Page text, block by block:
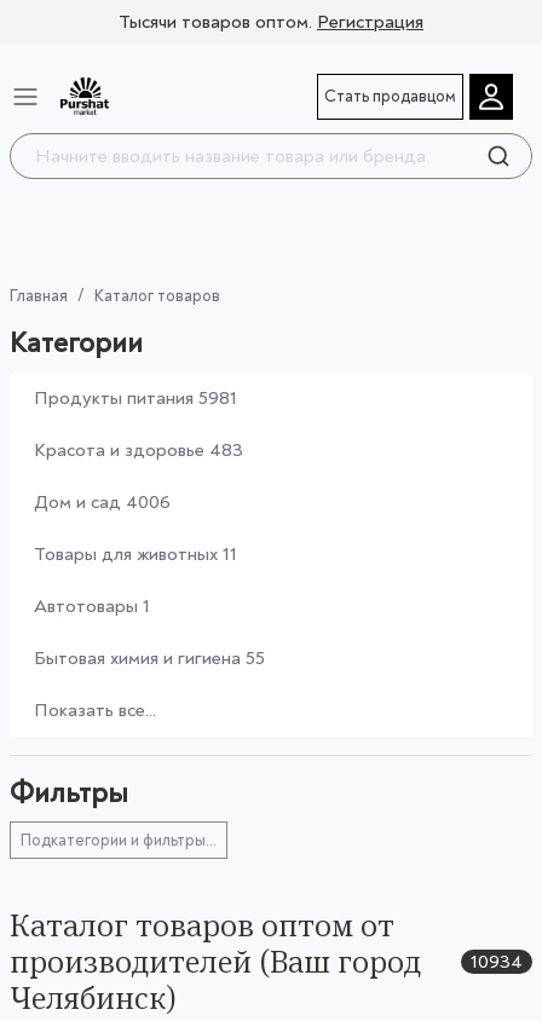
Тысячи товаров оптом. Регистрация
Стать продавцом
Главная Каталог товаров
Категории
Продукты питания 5981
Красота и здоровье 483
Дом и сад 4006
Товары для животных 11
Автотовары 1
Бытовая химия и гигиена 55
Показать все...
Фильтры
Подкатегории и фильтры...
Каталог товаров оптом от
производителей (Ваш город
Челябинск)
10934